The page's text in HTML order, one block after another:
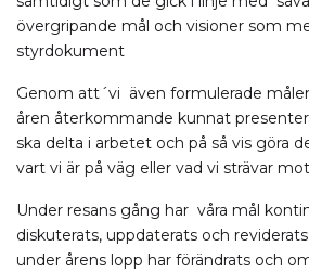
övergripande mål och visioner som
styrdokument
Genom att´vi även formulerade
åren återkommande kunnat
ska delta i arbetet och på så vis göra
vart vi är på väg eller vad vi strävar
Under resans gång har våra mål
diskuterats, uppdaterats och
under årens lopp har förändrats och